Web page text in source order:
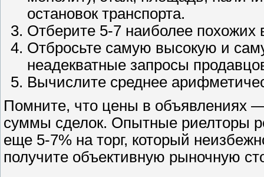
остановок транспорта.
Отберите 5-7 наиболее похожих
Отбросьте самую высокую и
неадекватные запросы
Вычислите среднее
Помните, что цены в объявлениях
суммы сделок. Опытные риелторы
еще 5-7% на торг, который
получите объективную рыночную